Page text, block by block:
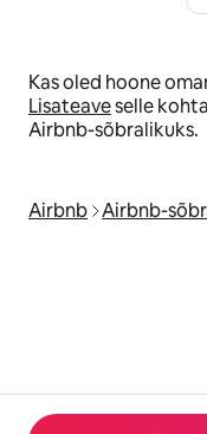
Kas oled hoone
Lisateaveselle
Airbnb-sõbralikuks.
Airbnb Airbnb-